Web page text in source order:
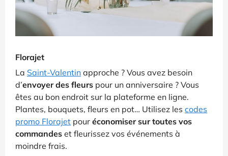
Florajet
La Saint-Valentin approche ? Vous avez besoin
d’envoyer des fleurs pour un anniversaire ? Vous
êtes au bon endroit sur la plateforme en ligne.
Plantes, bouquets, fleurs en pot… Utilisez les codes
promo Florajet pour économiser sur toutes vos
commandes et fleurissez vos événements à
moindre frais.